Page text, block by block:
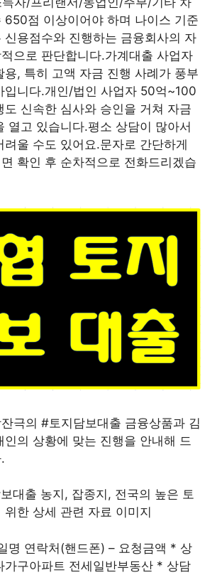
650점 이상이어야 하며 나이스 기준
신용점수와 진행하는 금융회사의 자
으로 판단합니다.가계대출 사업자
용, 특히 고액 자금 진행 사례가 풍부
입니다.개인/법인 사업자 50억~100
도 신속한 심사와 승인을 거쳐 자금
열고 있습니다.평소 상담이 많아서
려울 수도 있어요.문자로 간단하게
확인 후 순차적으로 전화드리겠습
극의 #토지담보대출 금융상품과 김
인의 상황에 맞는 진행을 안내해 드
명 연락처(핸드폰) – 요청금액 * 상
가구아파트 전세일반부동산 * 상담